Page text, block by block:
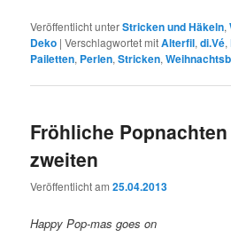
Veröffentlicht unterStricken und Häkeln,
Deko |Verschlagwortet mitAlterfil,di.Vé,
Pailetten, Perlen,Stricken,
Fröhliche
zweiten
Veröffentlicht am25.04.2013
Happy Pop-mas goes on